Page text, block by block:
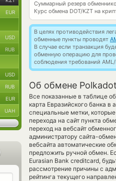
Суммарный резерв
Курс обмена DOT/KZT на
В целях противодействия
обменные пункты проводят
В случае если транзакция
обменную операцию для
соблюдения требований
Об обмене
Все показанные в таблице
карта Евразийского банка
специальные метки,
перехода на сайт пункта
переход на вебсайт
администратору сайта-
вебсайта автоматические
предложить ручной обмен.
Eurasian Bank creditcard,
рассмотрение причины с
рейтинга текущего
EUR
USD
RUB
USD
RUB
EUR
UAH